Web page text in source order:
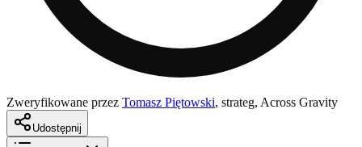
Zweryfikowane przez Tomasz Piętowski, strateg, Across Gravity
Udostępnij